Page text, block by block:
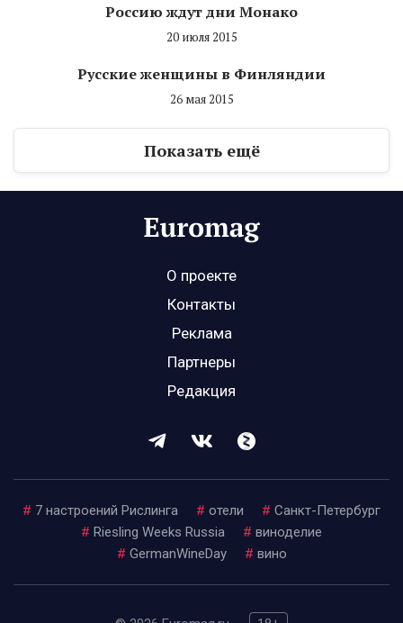
Россию ждут дни Монако
20 июля 2015
Русские женщины в Финляндии
26 мая 2015
Показать ещё
О проекте
Контакты
Реклама
Партнеры
Редакция
# 7 настроений Рислинга # отели # Санкт-Петербург
# Riesling Weeks Russia # виноделие
# GermanWineDay # вино